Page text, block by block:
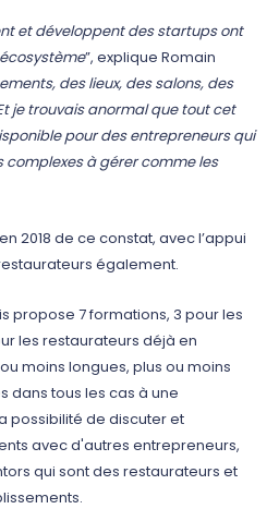
et développent des startups ont
”, explique Romain
des lieux, des salons, des
je trouvais anormal que tout cet
pour des entrepreneurs qui
à gérer comme les
2018 de ce constat, avec l’appui
également.
propose 7 formations, 3 pour les
les restaurateurs déjà en
moins longues, plus ou moins
dans tous les cas à une
possibilité de discuter et
avec d'autres entrepreneurs,
qui sont des restaurateurs et